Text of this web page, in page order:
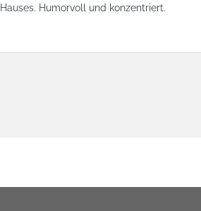
Humorvoll und konzentriert.